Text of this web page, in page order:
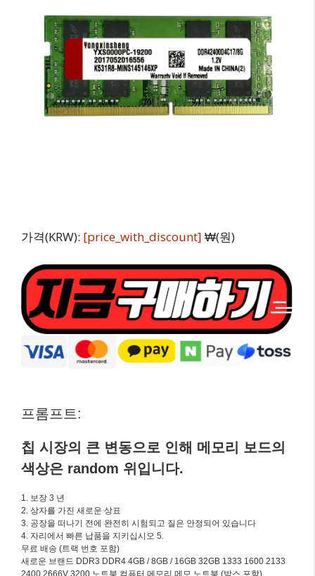
가격(KRW): [price_with_discount] ₩(원)
프롬프트:
칩 시장의 큰 변동으로 인해 메모리 보드의
색상은 random 위입니다.
1. 보장 3 년
2. 상자를 가진 새로운 상표
3. 공장을 떠나기 전에 완전히 시험되고 질은 안정되어 있습니다
4. 자리에서 빠른 납품을 지키십시오 5.
무료 배송 (트랙 번호 포함)
새로운 브랜드 DDR3 DDR4 4GB / 8GB / 16GB 32GB 1333 1600 2133
2400 2666V 3200 노트북 컴퓨터 메모리 메모 노트북 (박스 포함)